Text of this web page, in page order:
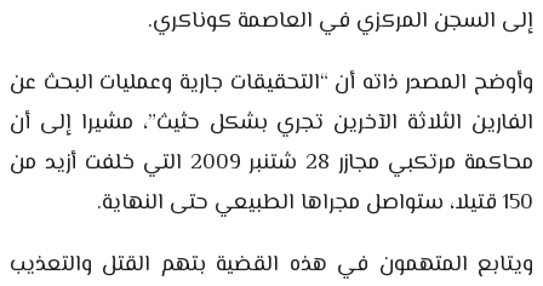
إلى السجن المركزي في العاصمة كوناكري.
وأوضح المصدر ذاته أن “التحقيقات جارية وعمليات البحث عن
الفارين الثلاثة الآخرين تجري بشكل حثيث”، مشيرا إلى أن
محاكمة مرتكبي مجازر 28 شتنبر 2009 التي خلفت أزيد من
150 قتيلا، ستواصل مجراها الطبيعي حتى النهاية.
ويتابع المتهمون في هذه القضية بتهم القتل والتعذيب